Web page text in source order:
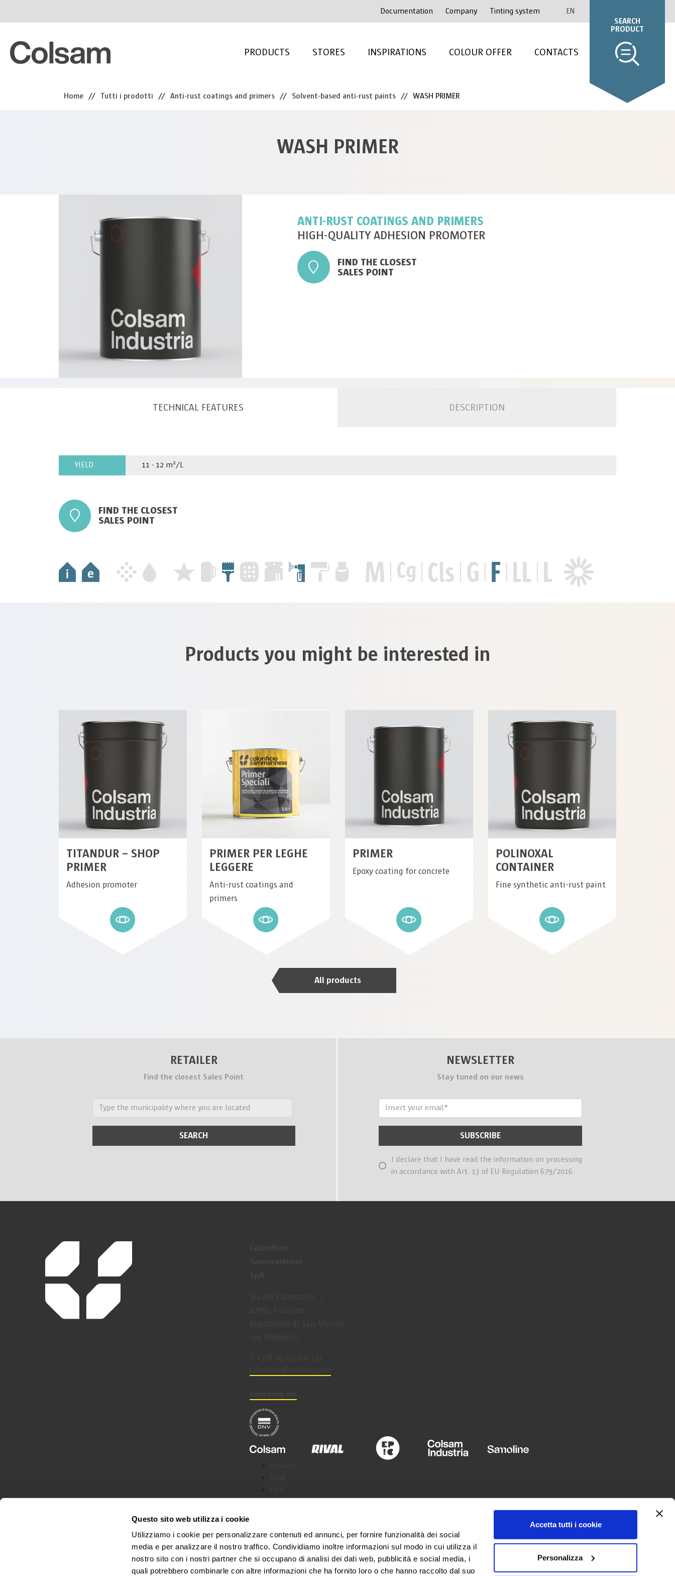
Questo sito web utilizza i cookie
Utilizziamo i cookie per personalizzare contenuti ed annunci, per fornire funzionalità dei social
media e per analizzare il nostro traffico. Condividiamo inoltre informazioni sul modo in cui utilizza il
nostro sito con i nostri partner che si occupano di analisi dei dati web, pubblicità e social media, i
quali potrebbero combinarle con altre informazioni che ha fornito loro o che hanno raccolto dal suo
Accetta tutti i cookie
Personalizza
Documentation Company Tinting system EN
PRODUCTS STORES INSPIRATIONS COLOUR OFFER CONTACTS
SEARCH
PRODUCT
Home // Tutti i prodotti // Anti-rust coatings and primers // Solvent-based anti-rust paints // WASH PRIMER
WASH PRIMER
ANTI-RUST COATINGS AND PRIMERS
HIGH-QUALITY ADHESION PROMOTER
FIND THE CLOSEST
SALES POINT
TECHNICAL FEATURES DESCRIPTION
YIELD 11 - 12 m²/L
FIND THE CLOSEST
SALES POINT
Products you might be interested in
TITANDUR – SHOP
PRIMER
Adhesion promoter
PRIMER PER LEGHE
LEGGERE
Anti-rust coatings and
primers
PRIMER
Epoxy coating for concrete
POLINOXAL
CONTAINER
Fine synthetic anti-rust paint
All products
RETAILER
Find the closest Sales Point
NEWSLETTER
Stay tuned on our news
I declare that I have read the information on processing
in accordance with Art. 13 of EU Regulation 679/2016